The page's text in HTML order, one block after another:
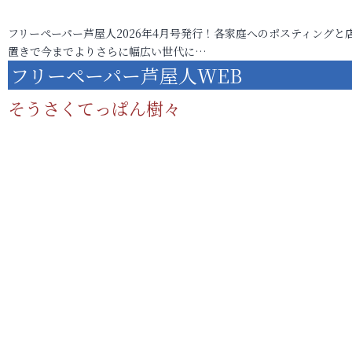
フリーペーパー芦屋人2026年4月号発行！各家庭へのポスティングと
置きで今までよりさらに幅広い世代に…
フリーペーパー芦屋人WEB
そうさくてっぱん樹々